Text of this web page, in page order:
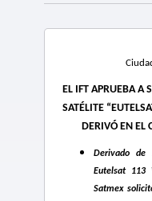
EL IFT APRUEBA A
SATÉLITE
DERIVÓ EN EL
Derivado
Eutelsat 113
Satmex